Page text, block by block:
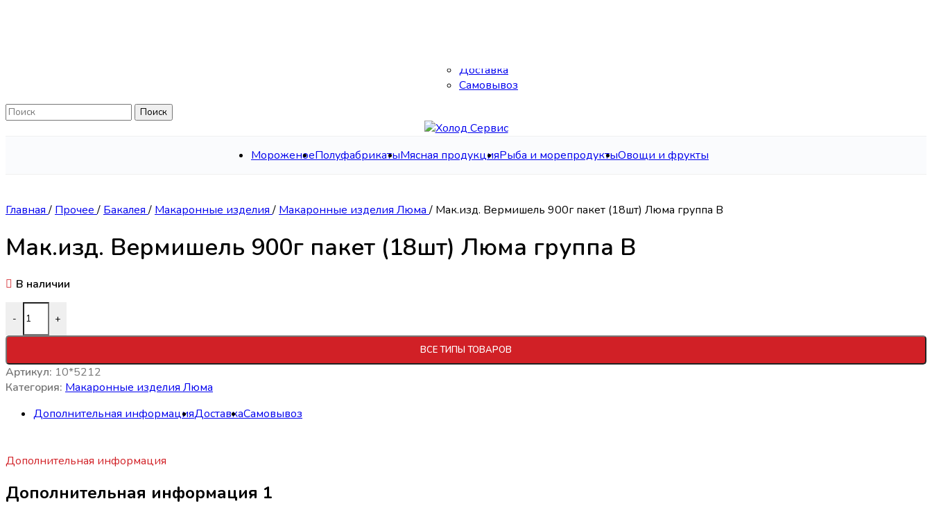
Доставка
Самовывоз
Поиск
МороженоеПолуфабрикатыМясная продукцияРыба и морепродуктыОвощи и фрукты
Главная/ Прочее/ Бакалея/ Макаронные изделия/ Макаронные изделия Люма/ Мак.изд. Вермишель 900г пакет (18шт) Люма группа В
Мак.изд. Вермишель 900г пакет (18шт) Люма группа В
В наличии
- +
ВСЕ ТИПЫ ТОВАРОВ
Артикул: 10*5212
Категория: Макаронные изделия Люма
Дополнительная информацияДоставкаСамовывоз
Дополнительная информация
Дополнительная информация 1